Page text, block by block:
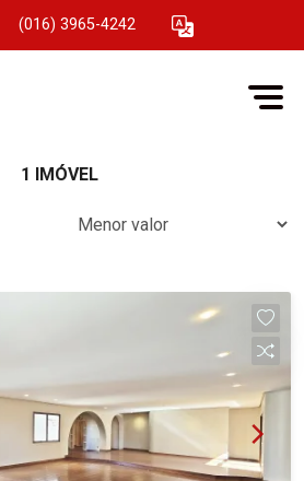
(016) 3965-4242
1 IMÓVEL